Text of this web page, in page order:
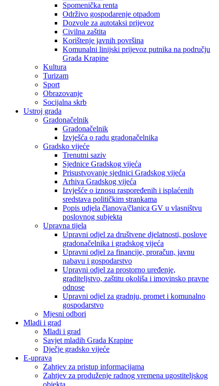
Spomenička renta
Održivo gospodarenje otpadom
Dozvole za autotaksi prijevoz
Civilna zaštita
Korištenje javnih površina
Komunalni linijski prijevoz putnika na području
Grada Krapine
Kultura
Turizam
Sport
Obrazovanje
Socijalna skrb
Ustroj grada
Gradonačelnik
Gradonačelnik
Izvješća o radu gradonačelnika
Gradsko vijeće
Trenutni saziv
Sjednice Gradskog vijeća
Prisustvovanje sjednici Gradskog vijeća
Arhiva Gradskog vijeća
Izvješće o iznosu raspoređenih i isplaćenih
sredstava političkim strankama
Popis udjela članova/članica GV u vlasništvu
poslovnog subjekta
Upravna tijela
Upravni odjel za društvene djelatnosti, poslove
gradonačelnika i gradskog vijeća
Upravni odjel za financije, proračun, javnu
nabavu i gospodarstvo
Upravni odjel za prostorno uređenje,
graditeljstvo, zaštitu okoliša i imovinsko pravne
odnose
Upravni odjel za gradnju, promet i komunalno
gospodarstvo
Mjesni odbori
Mladi i grad
Mladi i grad
Savjet mladih Grada Krapine
Dječje gradsko vijeće
E-uprava
Zahtjev za pristup informacijama
Zahtjev za produženje radnog vremena ugostiteljskog
objekta